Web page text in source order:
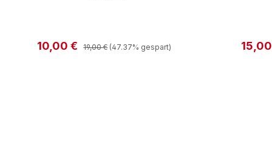
Verkaufspreis:
10,00 € Regulärer Preis:
19,00 € (47.37% gespart)